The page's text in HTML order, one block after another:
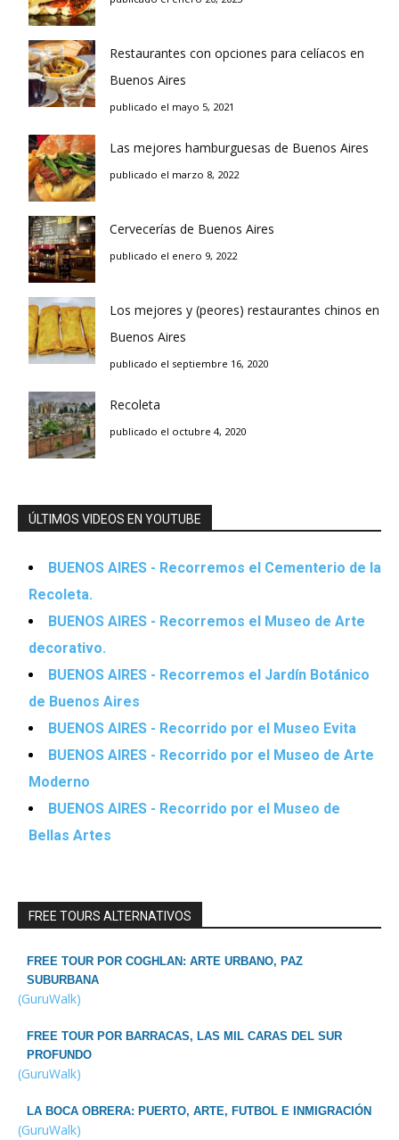
Restaurantes con opciones para celíacos en
Buenos Aires
publicado el mayo 5, 2021
Las mejores hamburguesas de Buenos Aires
publicado el marzo 8, 2022
Cervecerías de Buenos Aires
publicado el enero 9, 2022
Los mejores y (peores) restaurantes chinos en
Buenos Aires
publicado el septiembre 16, 2020
Recoleta
publicado el octubre 4, 2020
ÚLTIMOS VIDEOS EN YOUTUBE
BUENOS AIRES - Recorremos el Cementerio de la
Recoleta.
BUENOS AIRES - Recorremos el Museo de Arte
decorativo.
BUENOS AIRES - Recorremos el Jardín Botánico
de Buenos Aires
BUENOS AIRES - Recorrido por el Museo Evita
BUENOS AIRES - Recorrido por el Museo de Arte
Moderno
BUENOS AIRES - Recorrido por el Museo de
Bellas Artes
FREE TOURS ALTERNATIVOS
FREE TOUR POR COGHLAN: ARTE URBANO, PAZ
SUBURBANA
(GuruWalk)
FREE TOUR POR BARRACAS, LAS MIL CARAS DEL SUR
PROFUNDO
(GuruWalk)
LA BOCA OBRERA: PUERTO, ARTE, FUTBOL E INMIGRACIÓN
(GuruWalk)